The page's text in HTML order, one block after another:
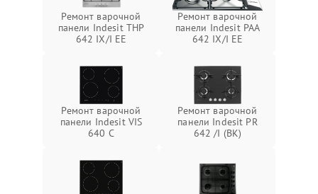
Ремонт варочной
панели Indesit THP
642 IX/I EE
Ремонт варочной
панели Indesit PAA
642 IX/I EE
Ремонт варочной
панели Indesit VIS
640 C
Ремонт варочной
панели Indesit PR
642 /I (BK)